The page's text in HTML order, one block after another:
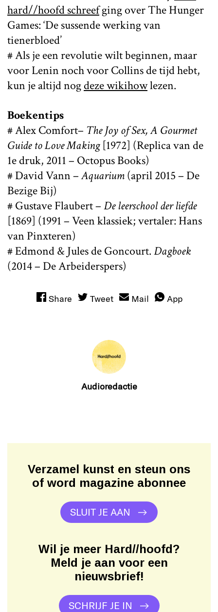
hard//hoofd schreefging over The Hunger
Games: ‘De sussende werking van
tienerbloed’
# Als je een revolutie wilt beginnen, maar
voor Lenin noch voor Collins de tijd hebt,
kun je altijd nogdeze wikihowlezen.
Boekentips
# Alex Comfort– The Joy of Sex, A Gourmet
Guide to Love Making[1972] (Replica van de
1e druk, 2011 – Octopus Books)
# David Vann –Aquarium(april 2015 – De
Bezige Bij)
# Gustave Flaubert –De leerschool der liefde
[1869] (1991 – Veen klassiek; vertaler: Hans
van Pinxteren)
# Edmond & Jules de Goncourt.Dagboek
(2014 – De Arbeiderspers)
Share Tweet Mail App
Audioredactie
Verzamel kunst en steun ons
of word magazine abonnee
SLUIT JE AAN
Wil je meer Hard//hoofd?
Meld je aan voor een
nieuwsbrief!
SCHRIJF JE IN